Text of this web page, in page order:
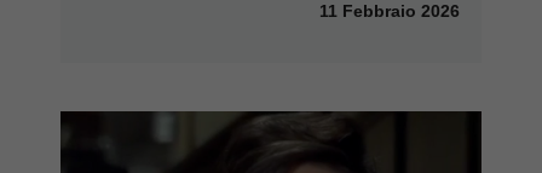
11 Febbraio 2026